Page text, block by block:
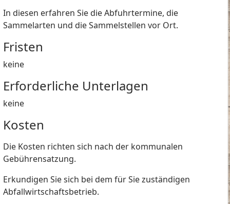
In diesen erfahren Sie die Abfuhrtermine, die
Sammelarten und die Sammelstellen vor Ort.
Fristen
keine
Erforderliche Unterlagen
keine
Kosten
Die Kosten richten sich nach der kommunalen
Gebührensatzung.
Erkundigen Sie sich bei dem für Sie zuständigen
Abfallwirtschaftsbetrieb.